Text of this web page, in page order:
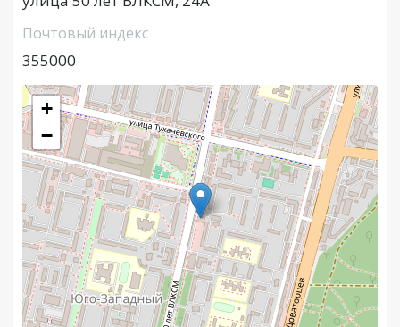
Почтовый индекс
355000
+
−